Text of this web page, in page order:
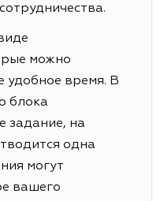
можно
удобное время. В
блока
задание, на
одна
могут
вашего